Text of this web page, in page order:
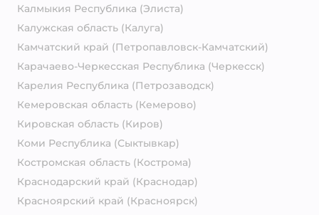
Калмыкия Республика (Элиста)
Калужская область (Калуга)
Камчатский край (Петропавловск-Камчатский)
Карачаево-Черкесская Республика (Черкесск)
Карелия Республика (Петрозаводск)
Кемеровская область (Кемерово)
Кировская область (Киров)
Коми Республика (Сыктывкар)
Костромская область (Кострома)
Краснодарский край (Краснодар)
Красноярский край (Красноярск)